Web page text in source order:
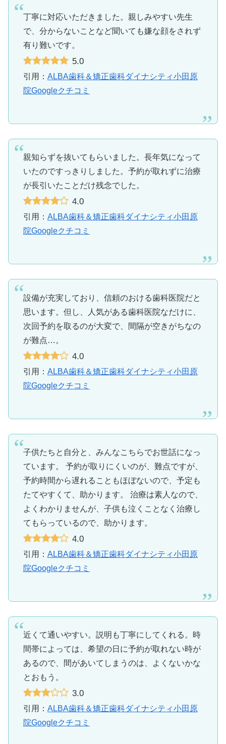
丁寧に対応いただきました。親しみやすい先生
で、分からないことなど聞いても嫌な顔をされず
有り難いです。
5.0
引用： ALBA歯科＆矯正歯科ダイナシティ小田原
院Googleクチコミ
親知らずを抜いてもらいました。長年気になって
いたのですっきりしました。予約が取れずに治療
が長引いたことだけ残念でした。
4.0
引用： ALBA歯科＆矯正歯科ダイナシティ小田原
院Googleクチコミ
設備が充実しており、信頼のおける歯科医院だと
思います。但し、人気がある歯科医院なだけに、
次回予約を取るのが大変で、間隔が空きがちなの
が難点…。
4.0
引用： ALBA歯科＆矯正歯科ダイナシティ小田原
院Googleクチコミ
子供たちと自分と、みんなこちらでお世話になっ
ています。 予約が取りにくいのが、難点ですが、
予約時間から遅れることもほぼないので、予定も
たてやすくて、助かります。 治療は素人なので、
よくわかりませんが、子供も泣くことなく治療し
てもらっているので、助かります。
4.0
引用： ALBA歯科＆矯正歯科ダイナシティ小田原
院Googleクチコミ
近くて通いやすい。説明も丁寧にしてくれる。時
間帯によっては、希望の日に予約が取れない時が
あるので、間があいてしまうのは、よくないかな
とおもう。
3.0
引用： ALBA歯科＆矯正歯科ダイナシティ小田原
院Googleクチコミ